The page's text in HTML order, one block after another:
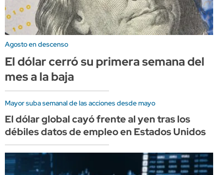
Agosto en descenso
El dólar cerró su primera semana del
mes a la baja
Mayor suba semanal de las acciones desde mayo
El dólar global cayó frente al yen tras los
débiles datos de empleo en Estados Unidos